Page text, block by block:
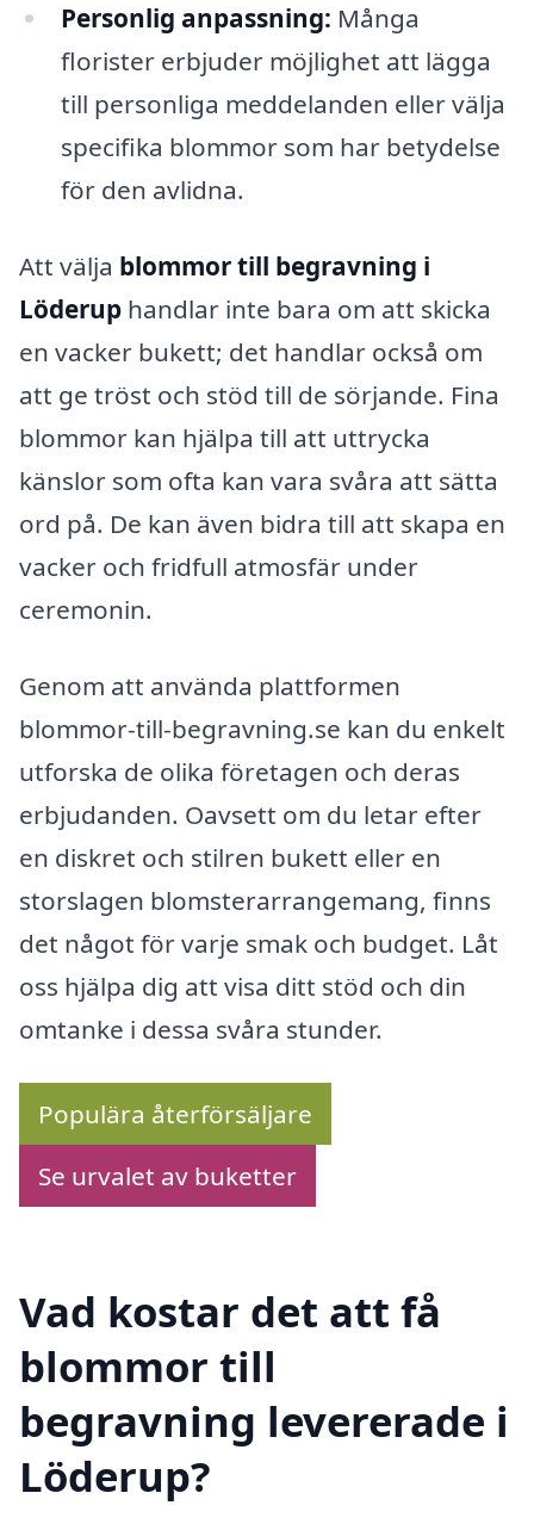
Personlig anpassning: Många
florister erbjuder möjlighet att lägga
till personliga meddelanden eller välja
specifika blommor som har betydelse
för den avlidna.
Att välja blommor till begravning i
Löderup handlar inte bara om att skicka
en vacker bukett; det handlar också om
att ge tröst och stöd till de sörjande. Fina
blommor kan hjälpa till att uttrycka
känslor som ofta kan vara svåra att sätta
ord på. De kan även bidra till att skapa en
vacker och fridfull atmosfär under
ceremonin.
Genom att använda plattformen
blommor-till-begravning.se kan du enkelt
utforska de olika företagen och deras
erbjudanden. Oavsett om du letar efter
en diskret och stilren bukett eller en
storslagen blomsterarrangemang, finns
det något för varje smak och budget. Låt
oss hjälpa dig att visa ditt stöd och din
omtanke i dessa svåra stunder.
Populära återförsäljare
Se urvalet av buketter
Vad kostar det att få
blommor till
begravning levererade i
Löderup?